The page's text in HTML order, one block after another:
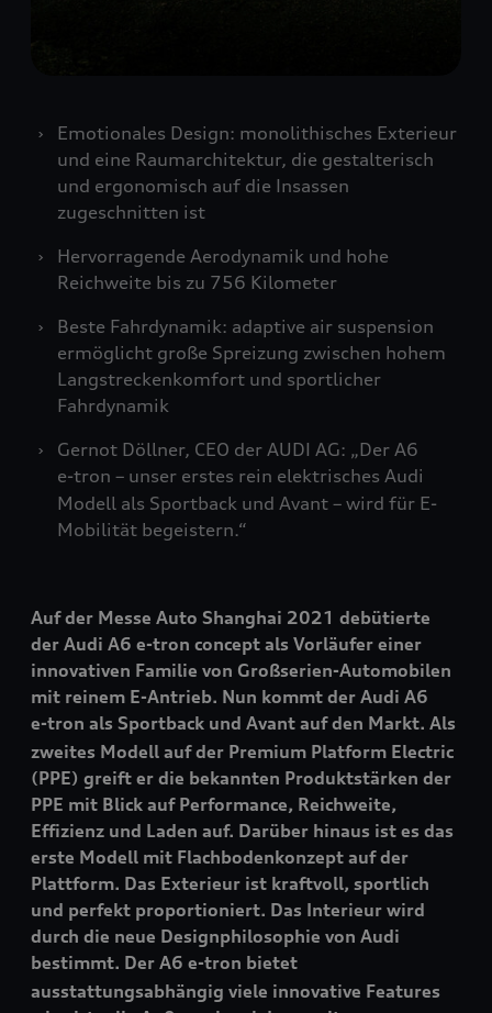
Emotionales Design: monolithisches Exterieur
und eine Raumarchitektur, die gestalterisch
und ergonomisch auf die Insassen
zugeschnitten ist
Hervorragende Aerodynamik und hohe
Reichweite bis zu 756 Kilometer
Beste Fahrdynamik: adaptive air suspension
ermöglicht große Spreizung zwischen hohem
Langstreckenkomfort und sportlicher
Fahrdynamik
Gernot Döllner, CEO der AUDI AG: „Der A6
e-tron – unser erstes rein elektrisches Audi
Modell als Sportback und Avant – wird für E-
Mobilität begeistern.“
Auf der Messe Auto Shanghai 2021 debütierte
der Audi A6 e-tron concept als Vorläufer einer
innovativen Familie von Großserien-Automobilen
mit reinem E-Antrieb. Nun kommt der Audi A6
e-tron als Sportback und Avant auf den Markt. Als
zweites Modell auf der Premium Platform Electric
(PPE) greift er die bekannten Produktstärken der
PPE mit Blick auf Performance, Reichweite,
Effizienz und Laden auf. Darüber hinaus ist es das
erste Modell mit Flachbodenkonzept auf der
Plattform. Das Exterieur ist kraftvoll, sportlich
und perfekt proportioniert. Das Interieur wird
durch die neue Designphilosophie von Audi
bestimmt. Der A6 e-tron bietet
ausstattungsabhängig viele innovative Features